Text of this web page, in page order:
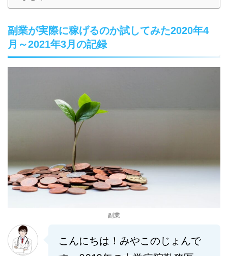
副業が実際に稼げるのか試してみた2020年4
月～2021年3月の記録
副業
こんにちは！みやこのじょんで